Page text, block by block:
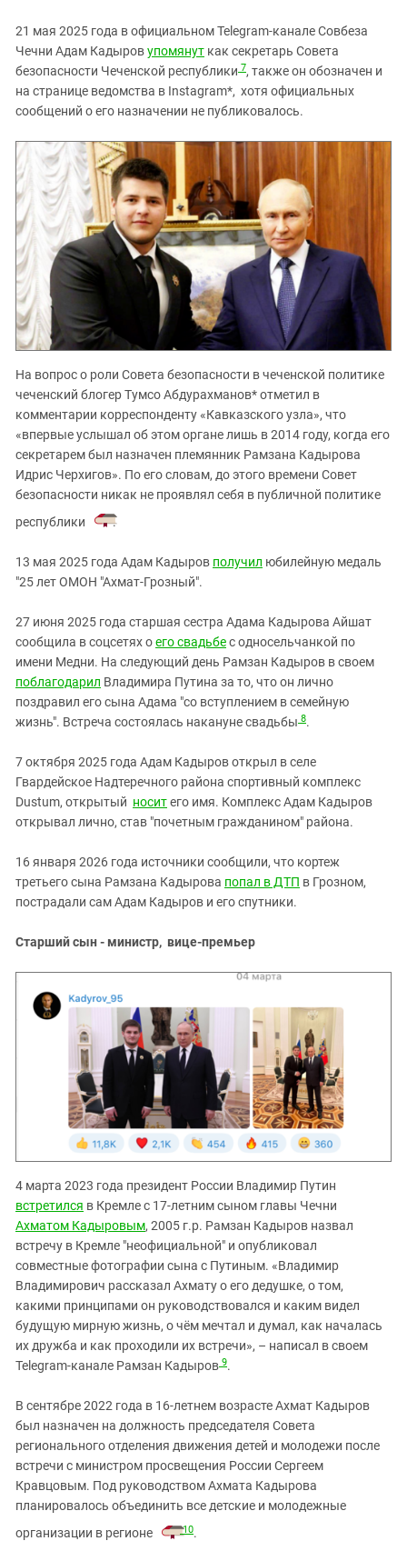
21 мая 2025 года в официальном Telegram-канале Совбеза
Чечни Адам Кадыровупомянут как секретарь Совета
безопасности Чеченской республики 7, также он обозначен и
на странице ведомства в Instagram*, хотя официальных
сообщений о его назначении не публиковалось.
На вопрос о роли Совета безопасности в чеченской политике
чеченский блогер Тумсо Абдурахманов* отметил в
комментарии корреспонденту «Кавказского узла», что
«впервые услышал об этом органе лишь в 2014 году, когда его
секретарем был назначен племянник Рамзана Кадырова
Идрис Черхигов». По его словам, до этого времени Совет
безопасности никак не проявлял себя в публичной политике
республики
.
13 мая 2025 года Адам Кадыров получил юбилейную медаль
"25 лет ОМОН "Ахмат-Грозный".
27 июня 2025 года старшая сестра Адама Кадырова Айшат
сообщила в соцсетях оего свадьбес односельчанкой по
имени Медни. На следующий день Рамзан Кадыров в своем
поблагодарил Владимира Путина за то, что он лично
поздравил его сына Адама "со вступлением в семейную
жизнь". Встреча состоялась накануне свадьбы 8.
7 октября 2025 года Адам Кадыров открыл в селе
Гвардейское Надтеречного района спортивный комплекс
Dustum, открытый носитего имя. Комплекс Адам Кадыров
открывал лично, став "почетным гражданином" района.
16 января 2026 года источники сообщили, что кортеж
третьего сына Рамзана Кадырова попал в ДТП в Грозном,
пострадали сам Адам Кадыров и его спутники.
Старший сын - министр, вице-премьер
4 марта 2023 года президент России Владимир Путин
встретился в Кремле с 17-летним сыном главы Чечни
Ахматом Кадыровым, 2005 г.р. Рамзан Кадыров назвал
встречу в Кремле "неофициальной" и опубликовал
совместные фотографии сына с Путиным. «Владимир
Владимирович рассказал Ахмату о его дедушке, о том,
какими принципами он руководствовался и каким видел
будущую мирную жизнь, о чём мечтал и думал, как началась
их дружба и как проходили их встречи», – написал в своем
Telegram-канале Рамзан Кадыров 9.
В сентябре 2022 года в 16-летнем возрасте Ахмат Кадыров
был назначен на должность председателя Совета
регионального отделения движения детей и молодежи после
встречи с министром просвещения России Сергеем
Кравцовым. Под руководством Ахмата Кадырова
планировалось объединить все детские и молодежные
организации в регионе
10.